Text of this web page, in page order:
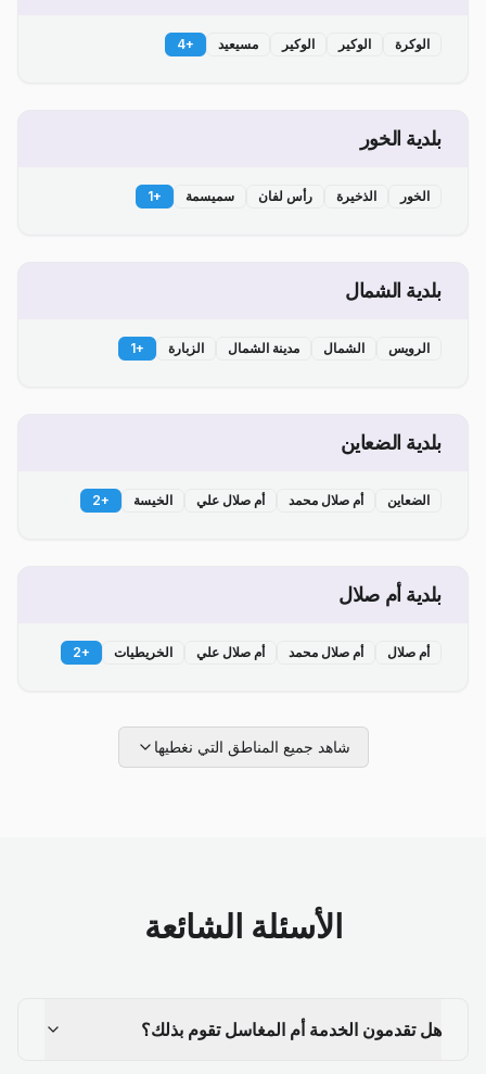
الوكرة الوكير الوكير مسيعيد +
4
بلدية الخور
الخور الذخيرة رأس لفان سميسمة +
1
بلدية الشمال
الرويس الشمال مدينة الشمال الزبارة +
1
بلدية الضعاين
الضعاين أم صلال محمد أم صلال علي الخيسة +
2
بلدية أم صلال
أم صلال أم صلال محمد أم صلال علي الخريطيات +
2
شاهد جميع المناطق التي نغطيها
الأسئلة الشائعة
هل تقدمون الخدمة أم المغاسل تقوم بذلك؟